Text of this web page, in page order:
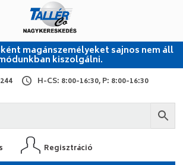
magánszemélyeket sajnos nem áll
kiszolgálni.
H-CS: 8:00-16:30, P: 8:00-16:30
Regisztráció